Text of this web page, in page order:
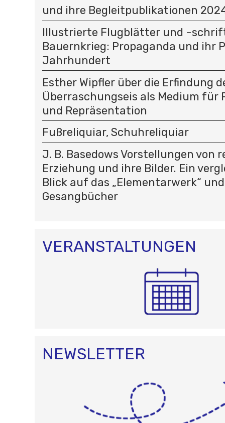
und ihre Begleitpublikationen
Illustrierte Flugblätter und -
Bauernkrieg: Propaganda und ihr
Jahrhundert
Esther Wipfler über die Erfindung
Überraschungseis als Medium für
und Repräsentation
Fußreliquiar, Schuhreliquiar
J. B. Basedows Vorstellungen von
Erziehung und ihre Bilder. Ein
Blick auf das „Elementarwerk“
Gesangbücher
VERANSTALTUNGEN
NEWSLETTER